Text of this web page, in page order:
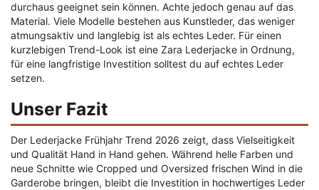
durchaus geeignet sein können. Achte jedoch genau auf das
Material. Viele Modelle bestehen aus Kunstleder, das weniger
atmungsaktiv und langlebig ist als echtes Leder. Für einen
kurzlebigen Trend-Look ist eine Zara Lederjacke in Ordnung,
für eine langfristige Investition solltest du auf echtes Leder
setzen.
Unser Fazit
Der Lederjacke Frühjahr Trend 2026 zeigt, dass Vielseitigkeit
und Qualität Hand in Hand gehen. Während helle Farben und
neue Schnitte wie Cropped und Oversized frischen Wind in die
Garderobe bringen, bleibt die Investition in hochwertiges Leder